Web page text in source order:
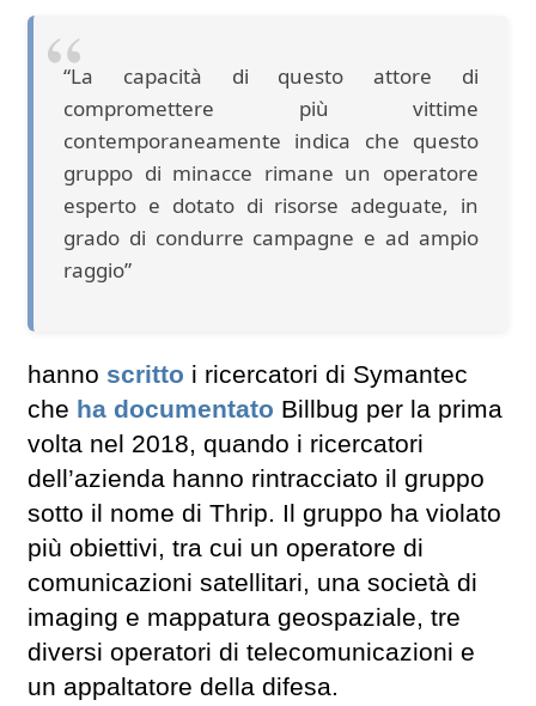
“La capacità di questo attore di
compromettere più vittime
contemporaneamente indica che questo
gruppo di minacce rimane un operatore
esperto e dotato di risorse adeguate, in
grado di condurre campagne e ad ampio
raggio”
hanno scritto i ricercatori di Symantec
che ha documentato Billbug per la prima
volta nel 2018, quando i ricercatori
dell’azienda hanno rintracciato il gruppo
sotto il nome di Thrip. Il gruppo ha violato
più obiettivi, tra cui un operatore di
comunicazioni satellitari, una società di
imaging e mappatura geospaziale, tre
diversi operatori di telecomunicazioni e
un appaltatore della difesa.